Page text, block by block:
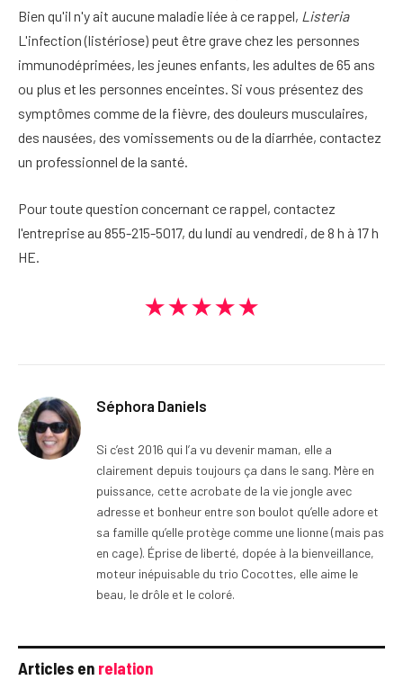
Bien qu'il n'y ait aucune maladie liée à ce rappel, Listeria
L'infection (listériose) peut être grave chez les personnes
immunodéprimées, les jeunes enfants, les adultes de 65 ans
ou plus et les personnes enceintes. Si vous présentez des
symptômes comme de la fièvre, des douleurs musculaires,
des nausées, des vomissements ou de la diarrhée, contactez
un professionnel de la santé.
Pour toute question concernant ce rappel, contactez
l'entreprise au 855-215-5017, du lundi au vendredi, de 8 h à 17 h
HE.
★★★★★
Séphora Daniels
Si c’est 2016 qui l’a vu devenir maman, elle a
clairement depuis toujours ça dans le sang. Mère en
puissance, cette acrobate de la vie jongle avec
adresse et bonheur entre son boulot qu’elle adore et
sa famille qu’elle protège comme une lionne (mais pas
en cage). Éprise de liberté, dopée à la bienveillance,
moteur inépuisable du trio Cocottes, elle aime le
beau, le drôle et le coloré.
Articles en relation